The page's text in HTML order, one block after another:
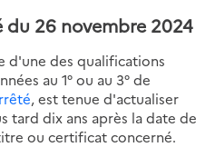
26 novembre 2024
d'une des qualifications
au 1° ou au 3° de
, est tenue d'actualiser
tard dix ans après la date de
ou certificat concerné.